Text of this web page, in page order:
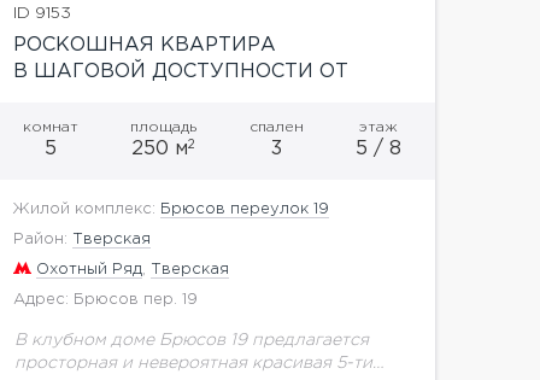
ID 9153
РОСКОШНАЯ КВАРТИРА
В ШАГОВОЙ ДОСТУПНОСТИ ОТ
комнат
5
площадь
250 м2
спален
3
этаж
5 / 8
Жилой комплекс: Брюсов переулок 19
Район: Тверская
Охотный Ряд Тверская
Адрес: Брюсов пер. 19
В клубном доме Брюсов 19 предлагается
просторная и невероятная красивая 5-ти